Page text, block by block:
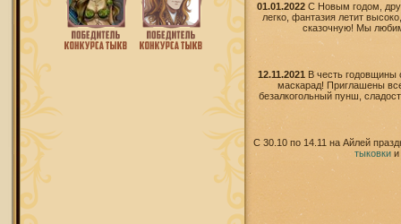
01.01.2022 С Новым годом,
легко, фантазия летит
сказочную! Мы
12.11.2021
В честь годовщины
маскарад! Приглашены
безалкогольный пунш,
С 30.10 по 14.11 на Айлей
тыковкии